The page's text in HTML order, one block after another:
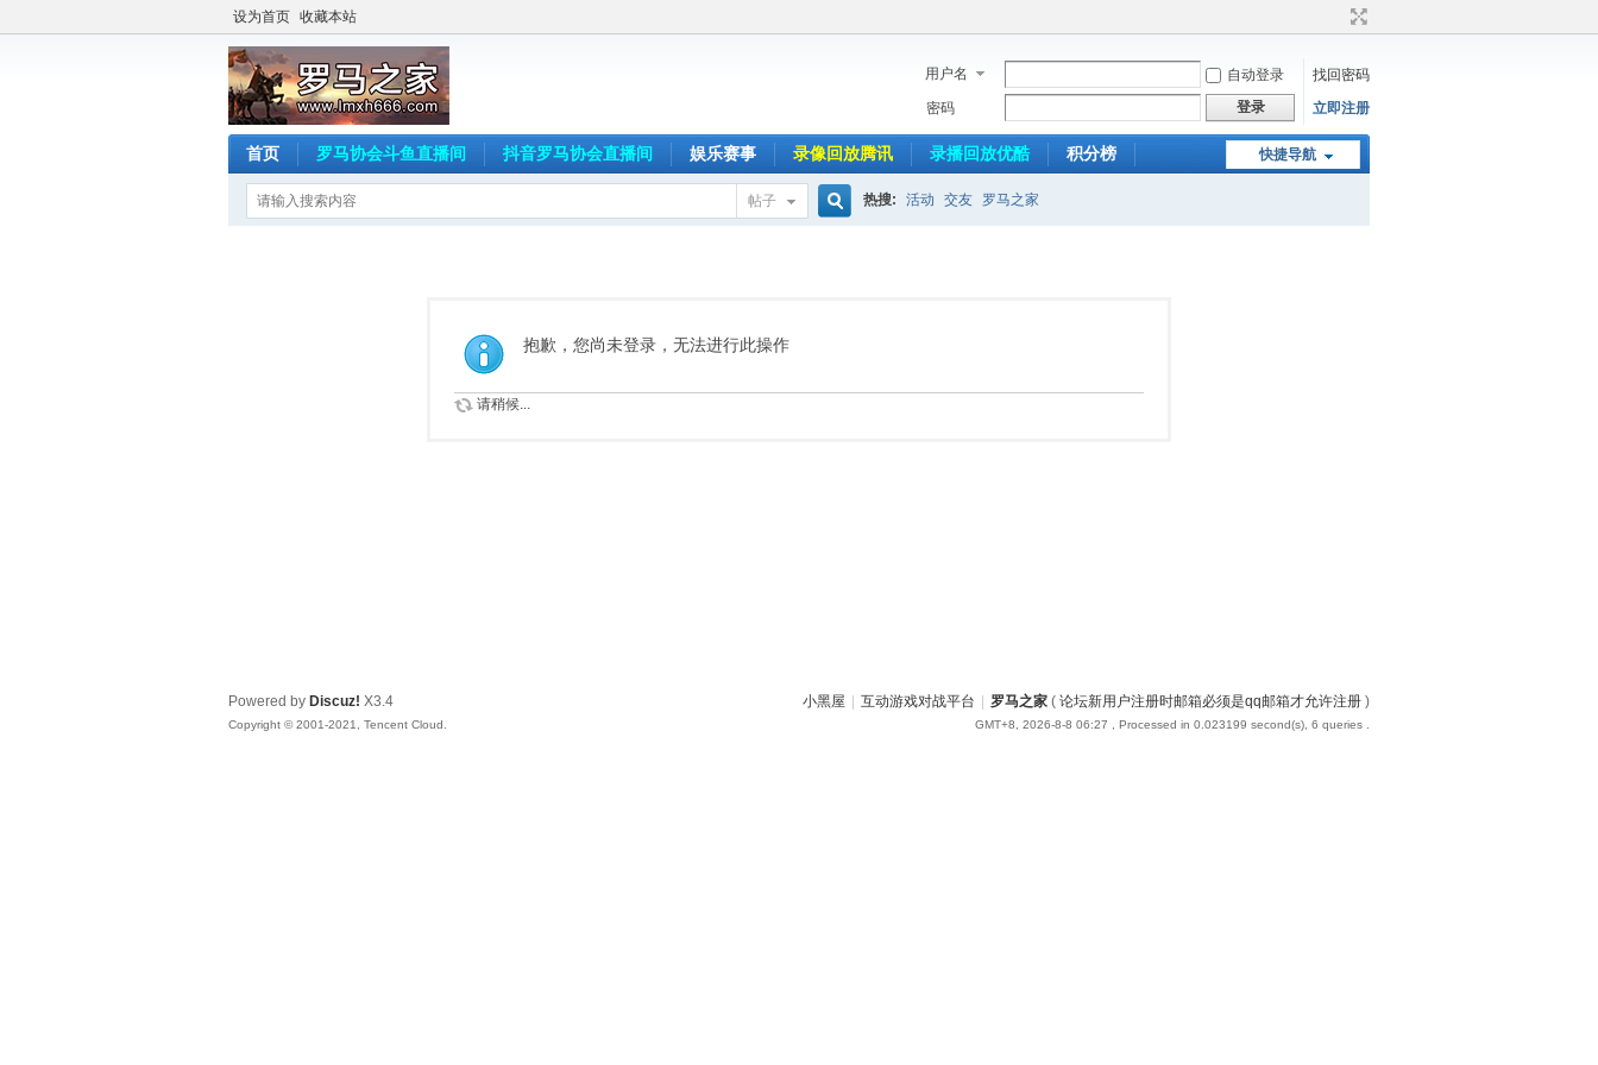
设为首页 收藏本站
用户名 自动登录
找回密码
密码
登录 立即注册
快捷导航
首页 罗马协会斗鱼直播间 抖音罗马协会直播间 娱乐赛事 录像回放腾讯 录播回放优酷 积分榜
帖子 热搜: 活动 交友 罗马之家
抱歉，您尚未登录，无法进行此操作
请稍候...
小黑屋 互动游戏对战平台 罗马之家 ( 论坛新用户注册时邮箱必须是qq邮箱才允许注册 )
GMT+8, 2026-8-8 06:27 , Processed in 0.023199 second(s), 6 queries .
Powered by Discuz! X3.4
Copyright © 2001-2021, Tencent Cloud.